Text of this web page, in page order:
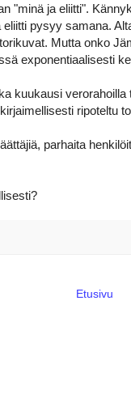
"minä ja eliitti".
pysyy samana.
Mutta onko
exponentiaalisesti
kuukausi verorahoilla
ripoteltu
parhaita
Etusivu